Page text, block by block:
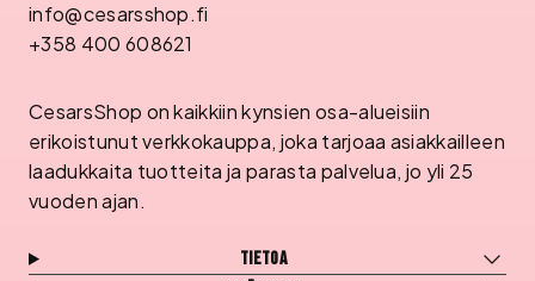
info@cesarsshop.fi
+358 400 608621
CesarsShop on kaikkiin kynsien osa-alueisiin
erikoistunut verkkokauppa, joka tarjoaa asiakkailleen
laadukkaita tuotteita ja parasta palvelua, jo yli 25
vuoden ajan.
Tietoa